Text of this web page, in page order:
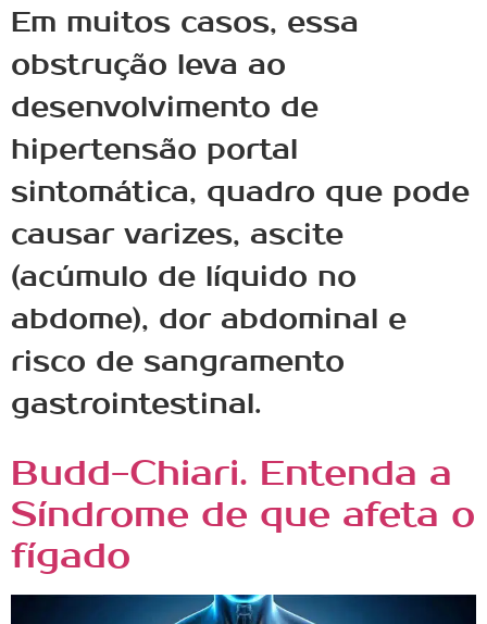
Em muitos casos, essa
obstrução leva ao
desenvolvimento de
hipertensão portal
sintomática, quadro que pode
causar varizes, ascite
(acúmulo de líquido no
abdome), dor abdominal e
risco de sangramento
gastrointestinal.
Budd-Chiari. Entenda a
Síndrome de que afeta o
fígado